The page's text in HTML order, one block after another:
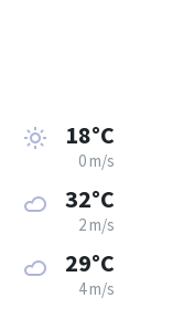
18°C
0 m/s
32°C
2 m/s
29°C
4 m/s